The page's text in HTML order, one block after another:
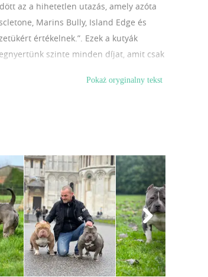
az a hihetetlen utazás, amely azóta
Marins Bully, Island Edge és
értékelnek.”. Ezek a kutyák
szinte minden díjat, amit csak
elismerései közé tartozik. Az
Tökéletes választás családok
büszkeséget hoznak gazdáik
Pokaż oryginalny tekst